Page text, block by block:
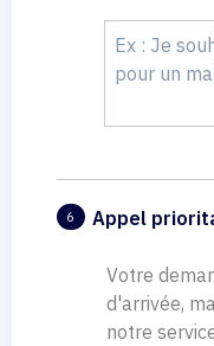
6 Appel
Votre
d'arrivée,
notre